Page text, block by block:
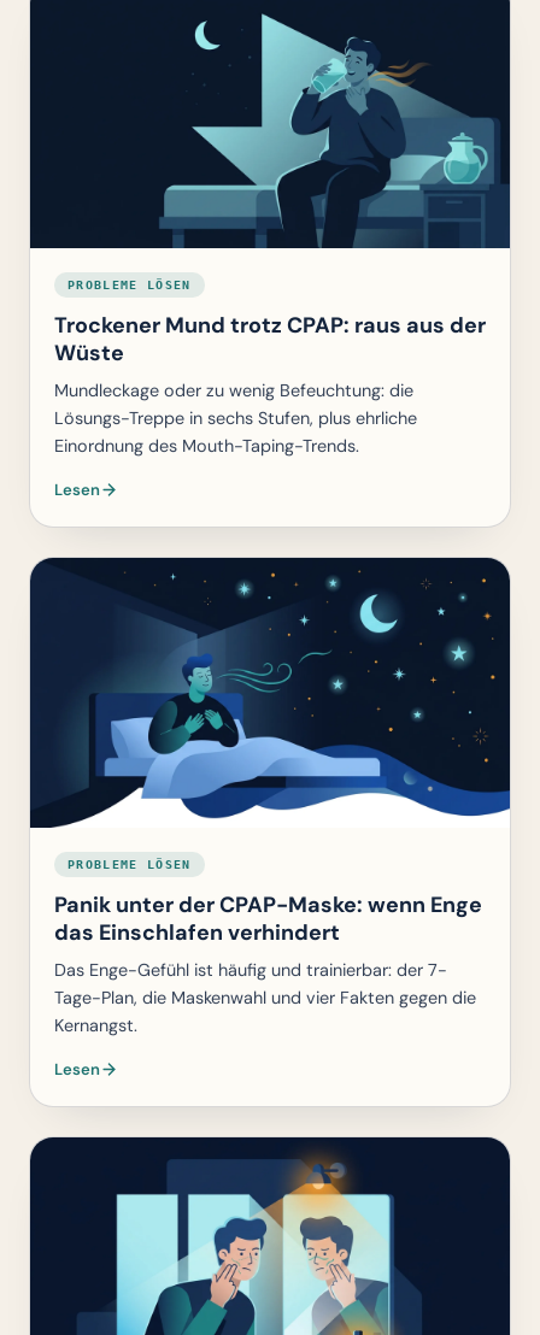
PROBLEME LÖSEN
Trockener Mund trotz CPAP: raus aus der
Wüste
Mundleckage oder zu wenig Befeuchtung: die
Lösungs-Treppe in sechs Stufen, plus ehrliche
Einordnung des Mouth-Taping-Trends.
Lesen
PROBLEME LÖSEN
Panik unter der CPAP-Maske: wenn Enge
das Einschlafen verhindert
Das Enge-Gefühl ist häufig und trainierbar: der 7-
Tage-Plan, die Maskenwahl und vier Fakten gegen die
Kernangst.
Lesen